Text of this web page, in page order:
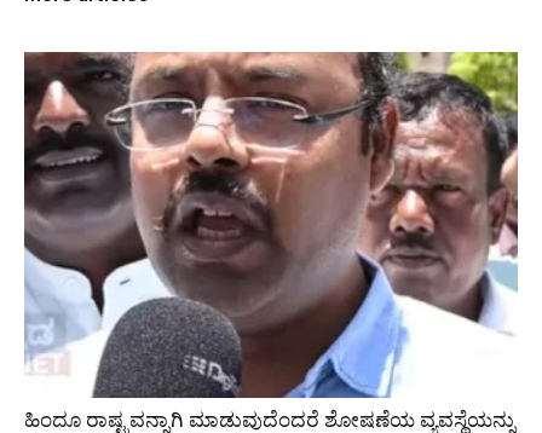
ಹಿಂದೂ ರಾಷ್ಟ್ರವನ್ನಾಗಿ ಮಾಡುವುದೆಂದರೆ ಶೋಷಣೆಯ ವ್ಯವಸ್ಥೆಯನ್ನು